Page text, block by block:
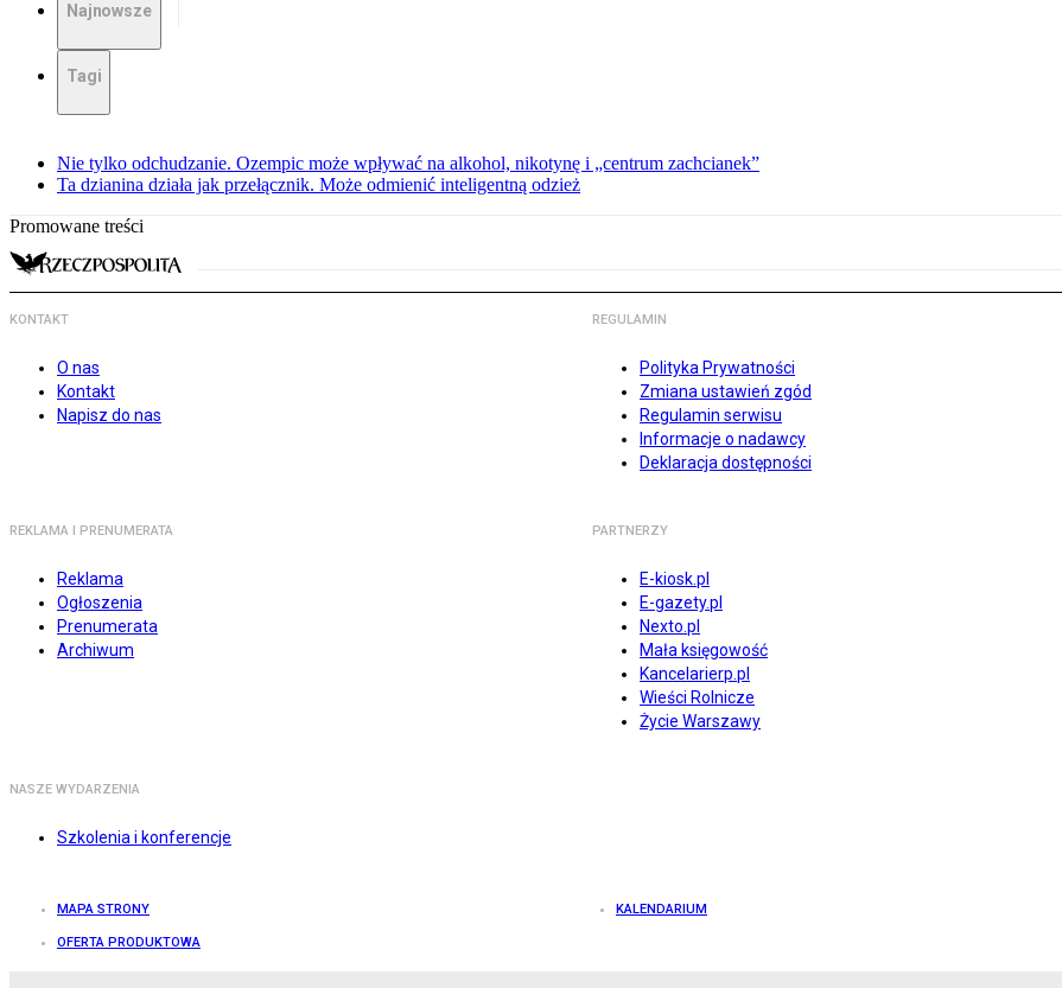
Najnowsze
Tagi
Nie tylko odchudzanie. Ozempic może wpływać na alkohol, nikotynę i „centrum zachcianek”
Ta dzianina działa jak przełącznik. Może odmienić inteligentną odzież
Promowane treści
KONTAKT
O nas
Kontakt
Napisz do nas
REGULAMIN
Polityka Prywatności
Zmiana ustawień zgód
Regulamin serwisu
Informacje o nadawcy
Deklaracja dostępności
REKLAMA I PRENUMERATA
Reklama
Ogłoszenia
Prenumerata
Archiwum
PARTNERZY
E-kiosk.pl
E-gazety.pl
Nexto.pl
Mała księgowość
Kancelarierp.pl
Wieści Rolnicze
Życie Warszawy
NASZE WYDARZENIA
Szkolenia i konferencje
MAPA STRONY KALENDARIUM
OFERTA PRODUKTOWA